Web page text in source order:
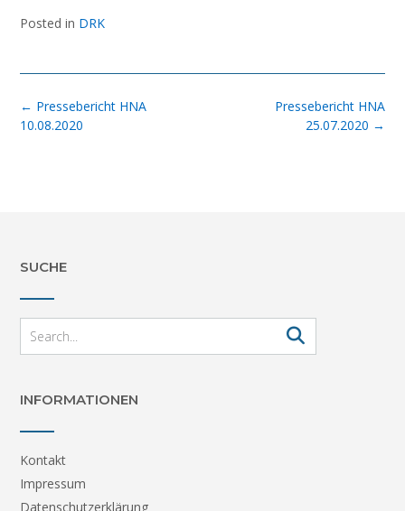
Posted in DRK
Post
navigation
Pressebericht HNA
25.07.2020 →
← Pressebericht HNA
10.08.2020
SUCHE
INFORMATIONEN
Kontakt
Impressum
Datenschutzerklärung